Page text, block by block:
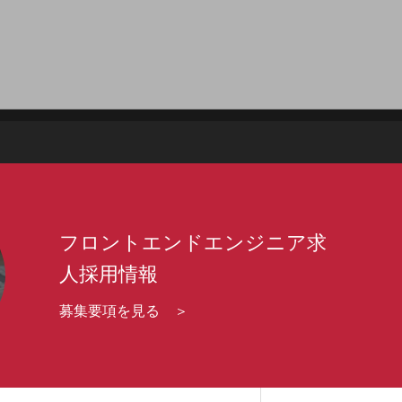
フロントエンドエンジニア求
人採用情報
募集要項を見る ＞